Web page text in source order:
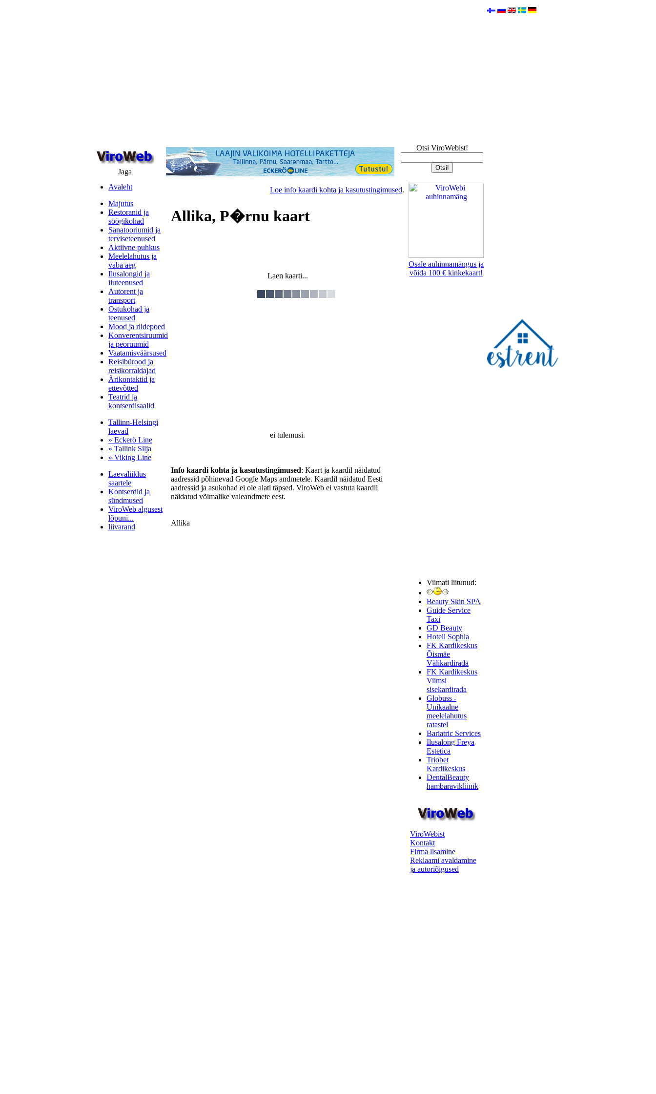
Jaga
Otsi ViroWebist!
Avaleht
Majutus
Restoranid ja
söögikohad
Sanatooriumid ja
terviseteenused
Aktiivne puhkus
Meelelahutus ja
vaba aeg
Ilusalongid ja
iluteenused
Autorent ja
transport
Ostukohad ja
teenused
Mood ja riidepoed
Konverentsiruumid
ja peoruumid
Vaatamisväärsused
Reisibürood ja
reisikorraldajad
Ärikontaktid ja
ettevõtted
Teatrid ja
kontserdisaalid
Tallinn-Helsingi
laevad
» Eckerö Line
» Tallink Silja
» Viking Line
Laevaliiklus
saartele
Kontserdid ja
sündmused
ViroWeb algusest
lõpuni...
liivarand
Loe info kaardi kohta ja kasutustingimused.
Allika, P�rnu kaart
Laen kaarti...
ei tulemusi.
Info kaardi kohta ja kasutustingimused: Kaart ja kaardil näidatud
aadressid põhinevad Google Maps andmetele. Kaardil näidatud Eesti
aadressid ja asukohad ei ole alati täpsed. ViroWeb ei vastuta kaardil
näidatud võimalike valeandmete eest.
Allika
Osale auhinnamängus ja
võida 100 € kinkekaart!
Viimati liitunud:
Beauty Skin SPA
Guide Service
Taxi
GD Beauty
Hotell Sophia
FK Kardikeskus
Õismäe
Välikardirada
FK Kardikeskus
Viimsi
sisekardirada
Globuss -
Unikaalne
meelelahutus
ratastel
Bariatric Services
Ilusalong Freya
Estetica
Triobet
Kardikeskus
DentalBeauty
hambaravikliinik
ViroWebist
Kontakt
Firma lisamine
Reklaami avaldamine
ja autoriõigused